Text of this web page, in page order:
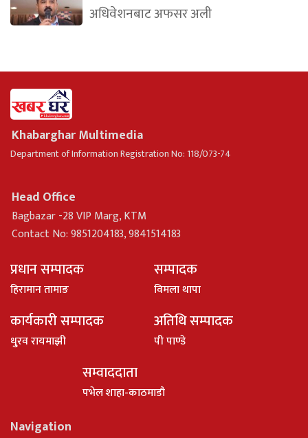
अधिवेशनबाट अफसर अली
Khabarghar Multimedia
Department of Information Registration No: 118/073-74
Head Office
Bagbazar -28 VIP Marg, KTM
Contact No: 9851204183, 9841514183
प्रधान सम्पादक
हिरामान तामाङ
सम्पादक
विमला थापा
कार्यकारी सम्पादक
धु्रव रायमाझी
अतिथि सम्पादक
पी पाण्डे
सम्वाददाता
पभेल शाहा-काठमाडौ
Navigation